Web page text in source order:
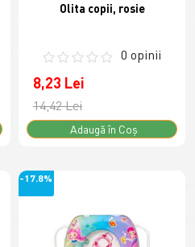
Olita copii, rosie
0 opinii
8,23 Lei
14,42 Lei
Adaugă în Coş
-17.8%